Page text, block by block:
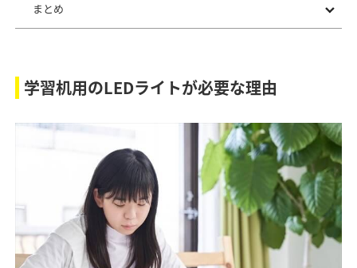
まとめ
学習机用のLEDライトが必要な理由